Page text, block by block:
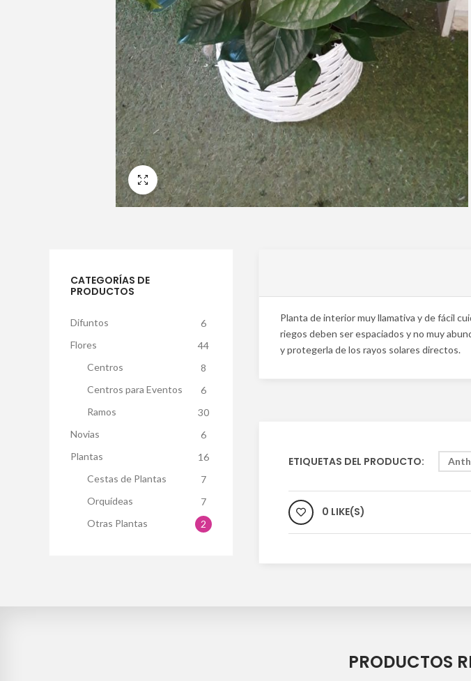
Pantalla Completa
Planta de interior muy llamativa y de fácil
riegos deben ser espaciados y no muy
y protegerla de los rayos solares directos.
ETIQUETAS DEL PRODUCTO:
0 LIKE(S)
CATEGORÍAS DE
PRODUCTOS
Difuntos
6
Flores
44
Centros
8
Centros para Eventos
6
Ramos
30
Novias
6
Plantas
16
Cestas de Plantas
7
Orquídeas
7
Otras Plantas
2
PRODUCTOS